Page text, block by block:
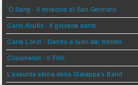
'O Sang - Il miracolo di San Gennaro
Carlo Acutis - Il giovane santo
Carla Lonzi - Dentro e fuori dal mondo
Cocomelon - Il Film
L'assurda storia della Gialappa's Band